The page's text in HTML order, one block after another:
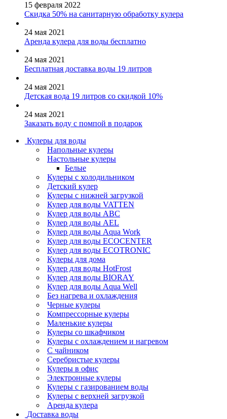
15 февраля 2022
Скидка 50% на санитарную обработку кулера
24 мая 2021
Аренда кулера для воды бесплатно
24 мая 2021
Бесплатная доставка воды 19 литров
24 мая 2021
Детская вода 19 литров со скидкой 10%
24 мая 2021
Заказать воду с помпой в подарок
Кулеры для воды
Напольные кулеры
Настольные кулеры
Белые
Кулеры с холодильником
Детский кулер
Кулеры с нижней загрузкой
Кулер для воды VATTEN
Кулер для воды ABC
Кулер для воды AEL
Кулер для воды Aqua Work
Кулер для воды ECOCENTER
Кулер для воды ECOTRONIC
Кулеры для дома
Кулер для воды HotFrost
Кулер для воды BIORAY
Кулер для воды Aqua Well
Без нагрева и охлаждения
Черные кулеры
Компрессорные кулеры
Маленькие кулеры
Кулеры со шкафчиком
Кулеры с охлаждением и нагревом
С чайником
Серебристые кулеры
Кулеры в офис
Электронные кулеры
Кулеры с газированием воды
Кулеры с верхней загрузкой
Аренда кулера
Доставка воды